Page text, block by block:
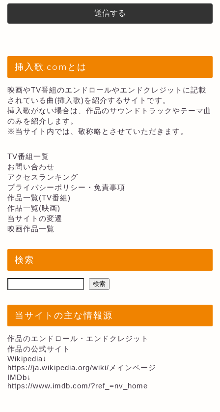
挿入歌.comとは
映画やTV番組のエンドロールやエンドクレジットに記載
されている曲(挿入歌)を紹介するサイトです。
挿入歌がない場合は、作品のサウンドトラックやテーマ曲
のみを紹介します。
※当サイト内では、敬称略とさせていただきます。
TV番組一覧
お問い合わせ
アクセスランキング
プライバシーポリシー・免責事項
作品一覧(TV番組)
作品一覧(映画)
当サイトの変遷
映画作品一覧
検索
検索
当サイトの主な情報源
作品のエンドロール・エンドクレジット
作品の公式サイト
Wikipedia↓
https://ja.wikipedia.org/wiki/メインページ
IMDb↓
https://www.imdb.com/?ref_=nv_home